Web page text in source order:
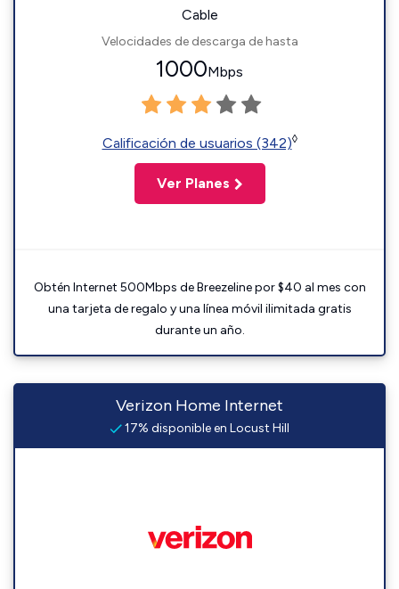
Cable
Velocidades de descarga de hasta
1000Mbps
Calificación de usuarios (342)◊
Ver Planes
Obtén Internet 500Mbps de Breezeline por $40 al mes con
una tarjeta de regalo y una línea móvil ilimitada gratis
durante un año.
Verizon Home Internet
17% disponible en Locust Hill